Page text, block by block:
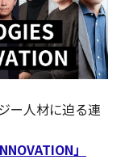
ー人材に迫る連
」